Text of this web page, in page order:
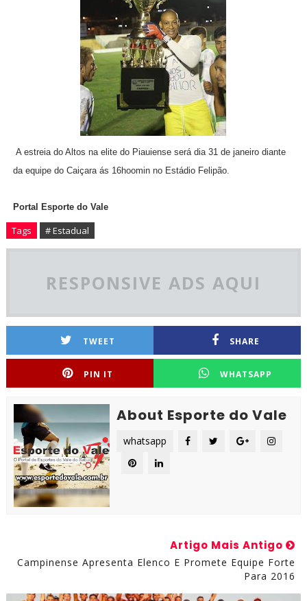
A estreia do Altos na elite do Piauiense será dia 31 de janeiro diante
da equipe do Caiçara ás 16hoomin no Estádio Felipão.
Portal Esporte do Vale
Tags # Estadual
RESPONSIVE ADS AQUI
TWEET SHARE
PIN IT WHATSAPP
About Esporte do Vale
whatsapp
Artigo Mais Antigo
Campinense Apresenta Elenco E Promete Equipe Forte
Para 2016